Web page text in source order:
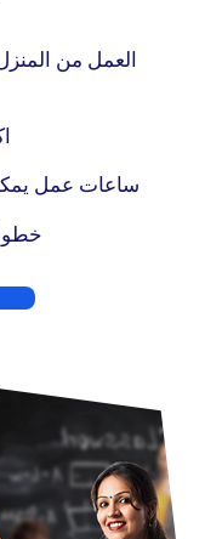
العمل من
ساعات عمل